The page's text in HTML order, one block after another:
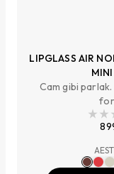
LIPGLASS AIR
MINI
Cam gibi parlak.